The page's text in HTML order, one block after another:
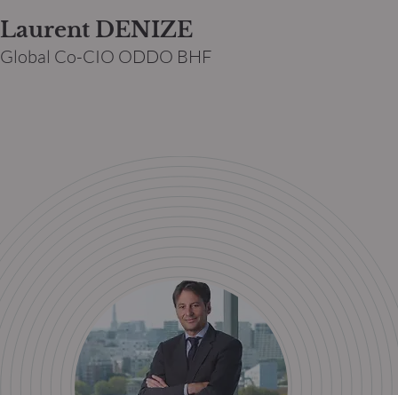
Laurent DENIZE
Global Co-CIO ODDO BHF